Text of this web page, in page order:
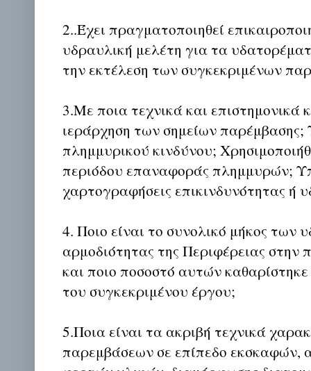
2..Έχει πραγματοποιηθεί
υδραυλική μελέτη για τα
την εκτέλεση των συγκεκριμένων
3.Με ποια τεχνικά και επιστημονικά
ιεράρχηση των σημείων παρέμβασης;
πλημμυρικού κινδύνου;
περιόδου επαναφοράς πλημμυρών;
χαρτογραφήσεις επικινδυνότητας ή
4. Ποιο είναι το συνολικό μήκος των
αρμοδιότητας της Περιφέρειας στην
και ποιο ποσοστό αυτών
του συγκεκριμένου έργου;
5.Ποια είναι τα ακριβή τεχνικά
παρεμβάσεων σε επίπεδο εκσκαφών,